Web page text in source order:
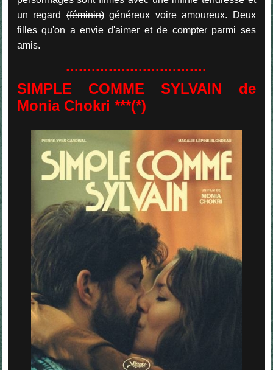
un regard(féminin)généreux voire amoureux. Deux
filles qu'on a envie d'aimer et de compter parmi ses
amis.
.................................
SIMPLE COMME SYLVAIN de
Monia Chokri ***(*)